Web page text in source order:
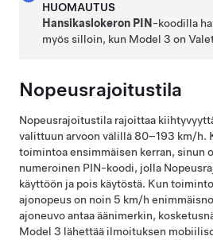
HUOMAUTUS
Hansikaslokeron PIN -koodilla
myös silloin, kun Model 3 on
Nopeusrajoitustila
Nopeusrajoitustila rajoittaa
valittuun arvoon välillä80–193 km/h.
toimintoa ensimmäisen kerran, sinun
numeroinen PIN-koodi, jolla
käyttöön ja pois käytöstä. Kun
ajonopeus on noin 5 km/h
ajoneuvo antaa äänimerkin,
Model 3 lähettää ilmoituksen